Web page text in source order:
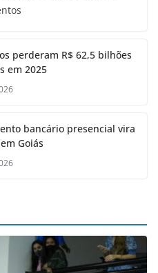
perderam R$ 62,5 bilhões
em 2025
bancário presencial vira
Goiás